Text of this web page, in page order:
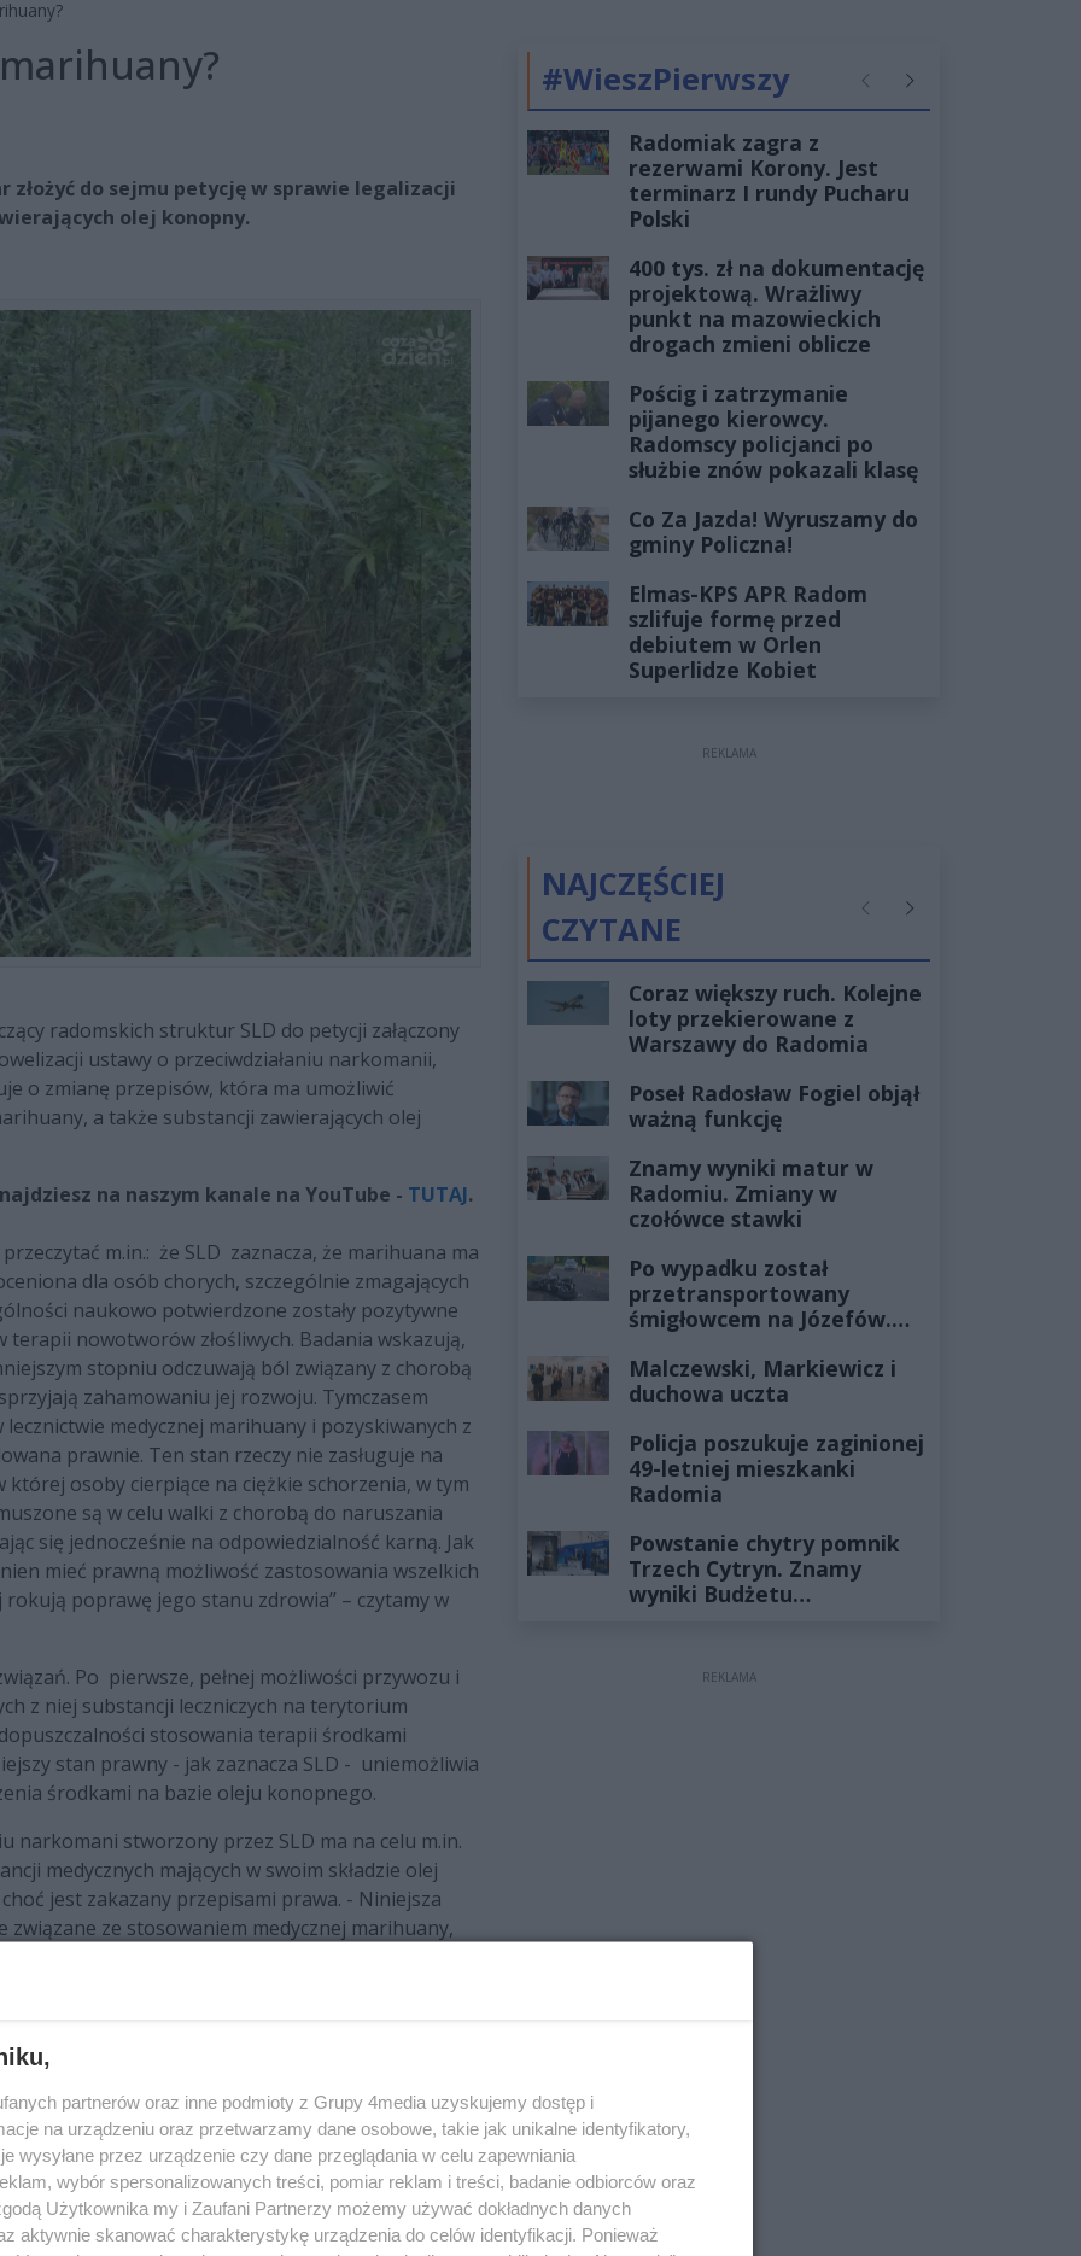
złożyć do sejmu petycję w sprawie legalizacji
olej konopny.
radomskich struktur SLD do petycji załączony
ustawy o przeciwdziałaniu narkomanii,
o zmianę przepisów, która ma umożliwić
a także substancji zawierających olej
na naszym kanale na YouTube - TUTAJ.
m.in.: że SLD zaznacza, że marihuana ma
dla osób chorych, szczególnie zmagających
naukowo potwierdzone zostały pozytywne
nowotworów złośliwych. Badania wskazują,
stopniu odczuwają ból związany z chorobą
zahamowaniu jej rozwoju. Tymczasem
medycznej marihuany i pozyskiwanych z
prawnie. Ten stan rzeczy nie zasługuje na
osoby cierpiące na ciężkie schorzenia, w tym
są w celu walki z chorobą do naruszania
się jednocześnie na odpowiedzialność karną. Jak
mieć prawną możliwość zastosowania wszelkich
poprawę jego stanu zdrowia” – czytamy w
Po pierwsze, pełnej możliwości przywozu i
z niej substancji leczniczych na terytorium
stosowania terapii środkami
stan prawny - jak zaznacza SLD - uniemożliwia
środkami na bazie oleju konopnego.
narkomani stworzony przez SLD ma na celu m.in.
medycznych mających w swoim składzie olej
jest zakazany przepisami prawa. - Niniejsza
ze stosowaniem medycznej marihuany,
leczenia pacjentów oraz w jaki sposób pacjenci
jest również wprowadzenie mechanizmu
funkcją kontrolną – mówi Marcin
Demokratycznej, kieruje drugą petycję do
Tu z kolei SLD zadaje pytanie: „jeżeli morfina jest
prawnie, a jest zabroniona w ustawie o
jako używka, to dlaczego ma nie być traktowana
SLD.
#WieszPierwszy PoprzednieNastępne
Radomiak zagra z
rezerwami Korony. Jest
terminarz I rundy Pucharu
Polski
400 tys. zł na dokumentację
projektową. Wrażliwy
punkt na mazowieckich
drogach zmieni oblicze
Pościg i zatrzymanie
pijanego kierowcy.
Radomscy policjanci po
służbie znów pokazali klasę
Co Za Jazda! Wyruszamy do
gminy Policzna!
Elmas-KPS APR Radom
szlifuje formę przed
debiutem w Orlen
Superlidze Kobiet
REKLAMA
NAJCZĘŚCIEJ
CZYTANE
PoprzednieNastępne
Coraz większy ruch. Kolejne
loty przekierowane z
Warszawy do Radomia
Poseł Radosław Fogiel objął
ważną funkcję
Znamy wyniki matur w
Radomiu. Zmiany w
czołówce stawki
Po wypadku został
przetransportowany
śmigłowcem na Józefów.
żyłach
Malczewski, Markiewicz i
duchowa uczta
Policja poszukuje zaginionej
49-letniej mieszkanki
Radomia
Powstanie chytry pomnik
Trzech Cytryn. Znamy
wyniki Budżetu
REKLAMA
partnerów oraz inne podmioty z Grupy 4media uzyskujemy dostęp i
na urządzeniu oraz przetwarzamy dane osobowe, takie jak unikalne identyfikatory,
wysyłane przez urządzenie czy dane przeglądania w celu zapewniania
wybór spersonalizowanych treści, pomiar reklam i treści, badanie odbiorców oraz
Użytkownika my i Zaufani Partnerzy możemy używać dokładnych danych
aktywnie skanować charakterystykę urządzenia do celów identyfikacji. Ponieważ